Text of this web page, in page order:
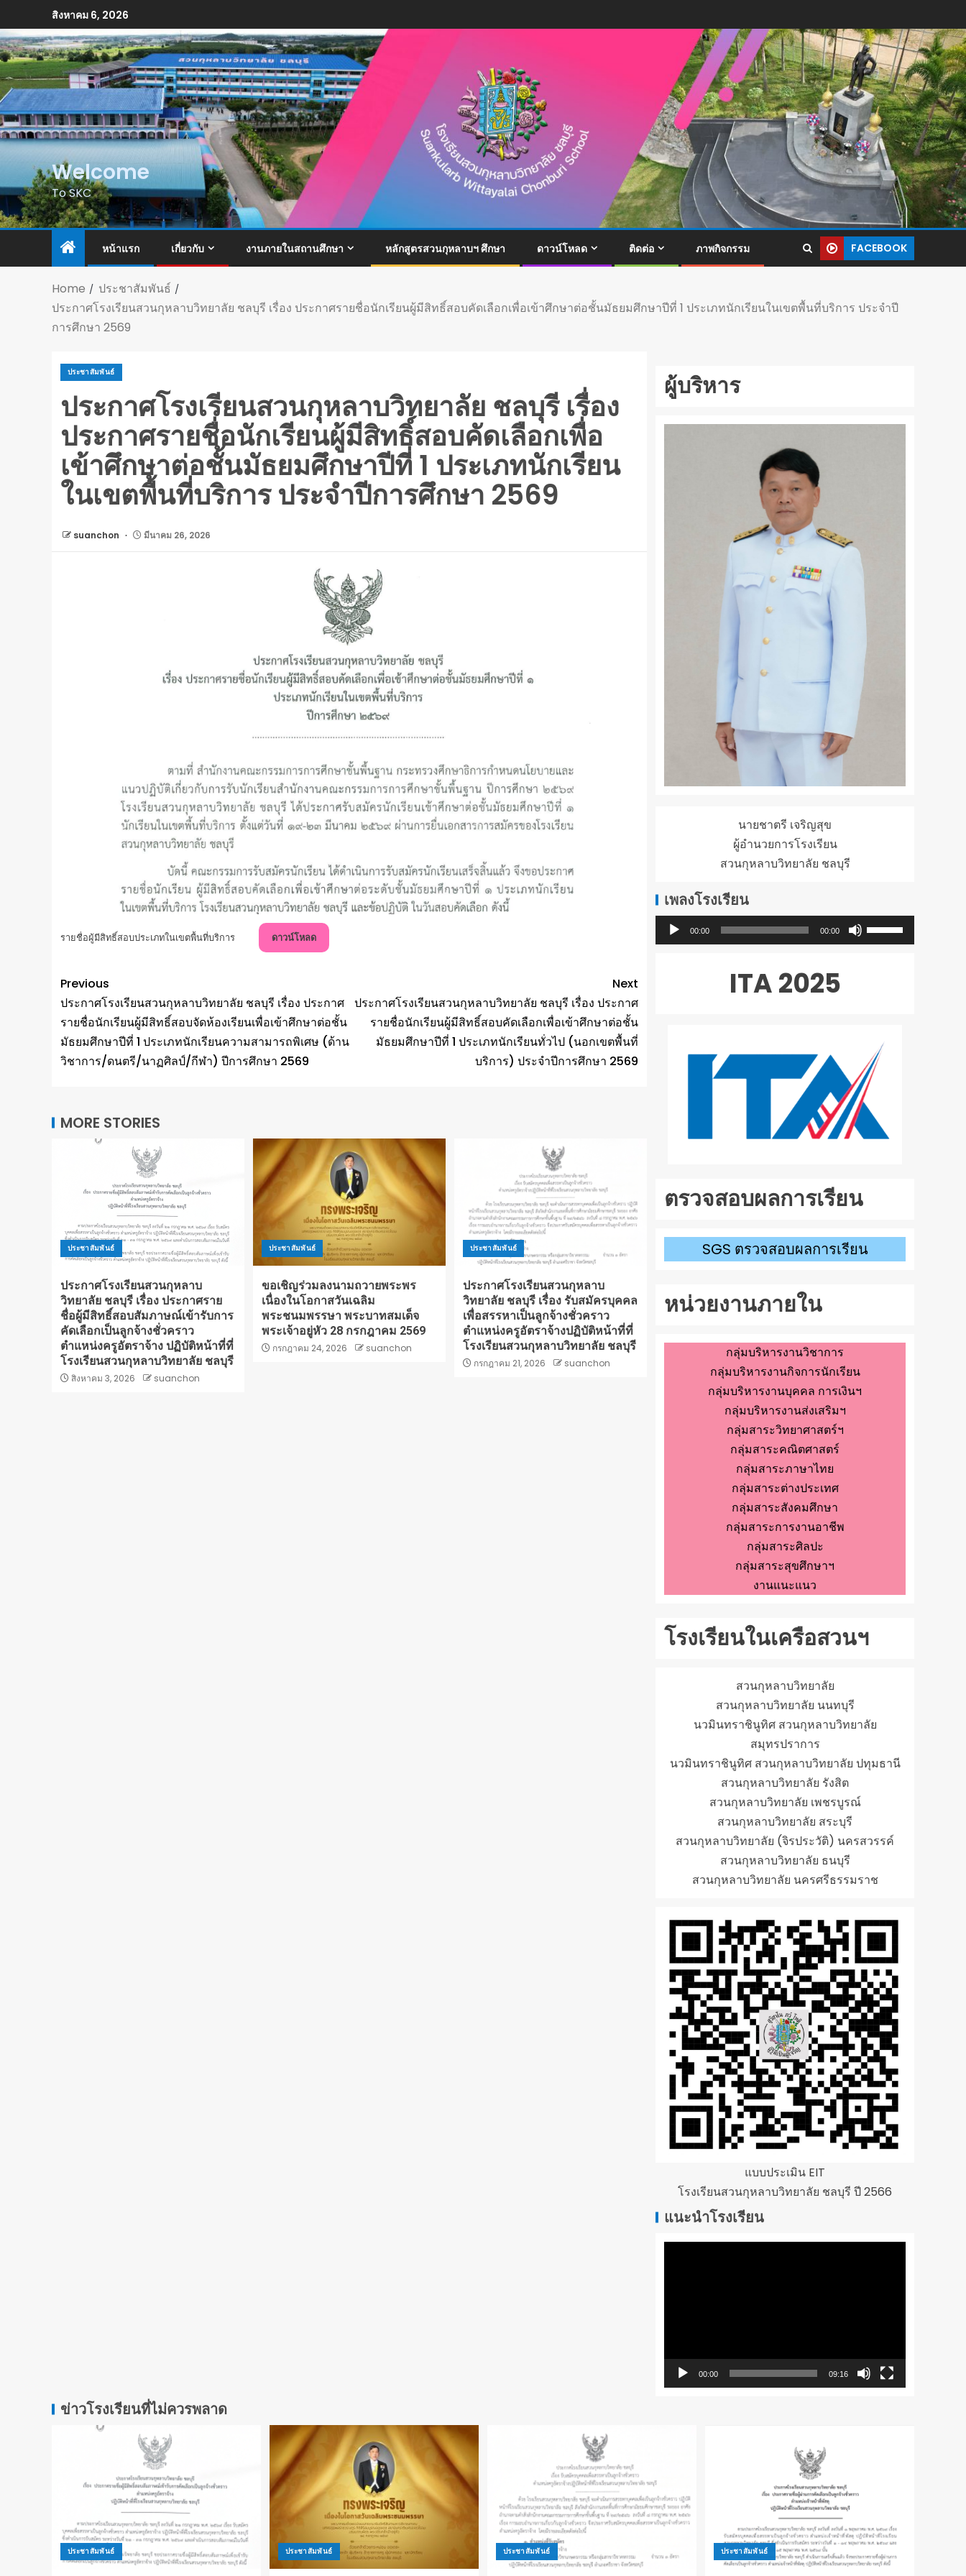
สิงหาคม 6, 2026
Welcome
To SKC
หน้าแรก เกี่ยวกับ งานภายในสถานศึกษา หลักสูตรสวนกุหลาบฯ ศึกษา ดาวน์โหลด ติดต่อ ภาพกิจกรรม FACEBOOK
Home
ประชาสัมพันธ์
ประกาศโรงเรียนสวนกุหลาบวิทยาลัย ชลบุรี เรื่อง ประกาศรายชื่อนักเรียนผู้มีสิทธิ์สอบคัดเลือกเพื่อเข้าศึกษาต่อชั้นมัธยมศึกษาปีที่ 1 ประเภทนักเรียนในเขตพื้นที่บริการ ประจำปี
การศึกษา 2569
ประชาสัมพันธ์
ประกาศโรงเรียนสวนกุหลาบวิทยาลัย ชลบุรี เรื่อง
ประกาศรายชื่อนักเรียนผู้มีสิทธิ์สอบคัดเลือกเพื่อ
เข้าศึกษาต่อชั้นมัธยมศึกษาปีที่ 1 ประเภทนักเรียน
ในเขตพื้นที่บริการ ประจำปีการศึกษา 2569
suanchon มีนาคม 26, 2026
รายชื่อผู้มีสิทธิ์สอบประเภทในเขตพื้นที่บริการ ดาวน์โหลด
Previous
ประกาศโรงเรียนสวนกุหลาบวิทยาลัย ชลบุรี เรื่อง ประกาศ
รายชื่อนักเรียนผู้มีสิทธิ์สอบจัดห้องเรียนเพื่อเข้าศึกษาต่อชั้น
มัธยมศึกษาปีที่ 1 ประเภทนักเรียนความสามารถพิเศษ (ด้าน
วิชาการ/ดนตรี/นาฏศิลป์/กีฬา) ปีการศึกษา 2569
Next
ประกาศโรงเรียนสวนกุหลาบวิทยาลัย ชลบุรี เรื่อง ประกาศ
รายชื่อนักเรียนผู้มีสิทธิ์สอบคัดเลือกเพื่อเข้าศึกษาต่อชั้น
มัธยมศึกษาปีที่ 1 ประเภทนักเรียนทั่วไป (นอกเขตพื้นที่
บริการ) ประจำปีการศึกษา 2569
MORE STORIES
ประชาสัมพันธ์
ประกาศโรงเรียนสวนกุหลาบ
วิทยาลัย ชลบุรี เรื่อง ประกาศราย
ชื่อผู้มีสิทธิ์สอบสัมภาษณ์เข้ารับการ
คัดเลือกเป็นลูกจ้างชั่วคราว
ตำแหน่งครูอัตราจ้าง ปฏิบัติหน้าที่ที่
โรงเรียนสวนกุหลาบวิทยาลัย ชลบุรี
สิงหาคม 3, 2026 suanchon
ประชาสัมพันธ์
ขอเชิญร่วมลงนามถวายพระพร
เนื่องในโอกาสวันเฉลิม
พระชนมพรรษา พระบาทสมเด็จ
พระเจ้าอยู่หัว 28 กรกฎาคม 2569
กรกฎาคม 24, 2026 suanchon
ประชาสัมพันธ์
ประกาศโรงเรียนสวนกุหลาบ
วิทยาลัย ชลบุรี เรื่อง รับสมัครบุคคล
เพื่อสรรหาเป็นลูกจ้างชั่วคราว
ตำแหน่งครูอัตราจ้างปฏิบัติหน้าที่ที่
โรงเรียนสวนกุหลาบวิทยาลัย ชลบุรี
กรกฎาคม 21, 2026 suanchon
ผู้บริหาร
นายชาตรี เจริญสุข
ผู้อำนวยการโรงเรียน
สวนกุหลาบวิทยาลัย ชลบุรี
เพลงโรงเรียน
ตัว
00:00 00:00
ใช้
ปุ่ม
เพื่อ
เพิ่ม
หรือ
ระดับ
เสียง
ITA 2025
ตรวจสอบผลการเรียน
SGS ตรวจสอบผลการเรียน
หน่วยงานภายใน
กลุ่มบริหารงานวิชาการ
กลุ่มบริหารงานกิจการนักเรียน
กลุ่มบริหารงานบุคคล การเงินฯ
กลุ่มบริหารงานส่งเสริมฯ
กลุ่มสาระวิทยาศาสตร์ฯ
กลุ่มสาระคณิตศาสตร์
กลุ่มสาระภาษาไทย
กลุ่มสาระต่างประเทศ
กลุ่มสาระสังคมศึกษา
กลุ่มสาระการงานอาชีพ
กลุ่มสาระศิลปะ
กลุ่มสาระสุขศึกษาฯ
งานแนะแนว
โรงเรียนในเครือสวนฯ
สวนกุหลาบวิทยาลัย
สวนกุหลาบวิทยาลัย นนทบุรี
นวมินทราชินูทิศ สวนกุหลาบวิทยาลัย
สมุทรปราการ
นวมินทราชินูทิศ สวนกุหลาบวิทยาลัย ปทุมธานี
สวนกุหลาบวิทยาลัย รังสิต
สวนกุหลาบวิทยาลัย เพชรบูรณ์
สวนกุหลาบวิทยาลัย สระบุรี
สวนกุหลาบวิทยาลัย (จิรประวัติ) นครสวรรค์
สวนกุหลาบวิทยาลัย ธนบุรี
สวนกุหลาบวิทยาลัย นครศรีธรรมราช
แบบประเมิน EIT
โรงเรียนสวนกุหลาบวิทยาลัย ชลบุรี ปี 2566
แนะนำโรงเรียน
00:00 09:16
ข่าวโรงเรียนที่ไม่ควรพลาด
ประชาสัมพันธ์ ประชาสัมพันธ์ ประชาสัมพันธ์ ประชาสัมพันธ์